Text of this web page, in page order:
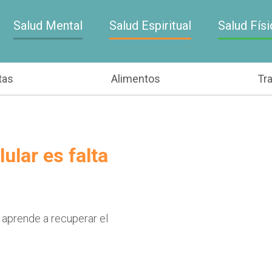
Salud Mental Salud Espiritual Salud
Alimentos
es falta
a recuperar el